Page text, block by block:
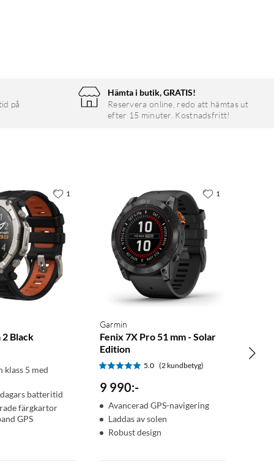
på
Hämta i butik, GRATIS!
Reservera online, redo att hämtas ut
efter 15 minuter. Kostnadsfritt!
Black
klass 5 med
batteritid
färgkartor
GPS
1
Garmin
Fenix 7X Pro 51 mm - Solar
Edition
5.0 (2 kundbetyg)
9 990:-
Avancerad GPS-navigering
Laddas av solen
Robust design
1